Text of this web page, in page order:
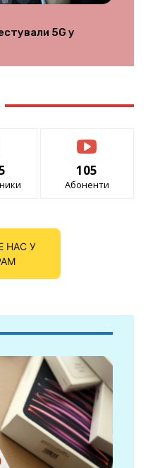
5G у
105
Абоненти
НАС У